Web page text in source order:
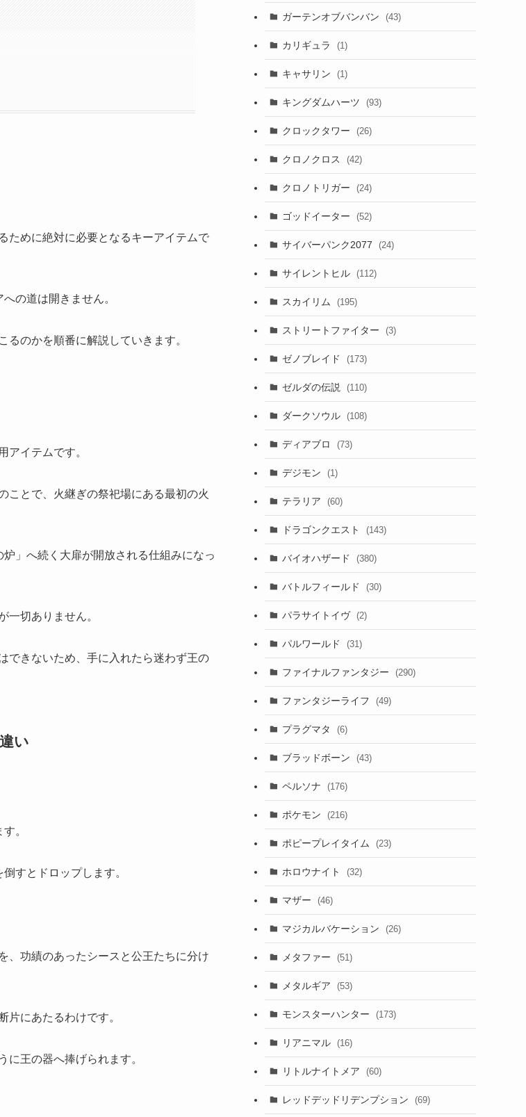
ために絶対に必要となるキーアイテムで
の道は開きません。
のかを順番に解説していきます。
アイテムです。
ことで、火継ぎの祭祀場にある最初の火
」へ続く大扉が開放される仕組みになっ
一切ありません。
できないため、手に入れたら迷わず王の
い
。
すとドロップします。
、功績のあったシースと公王たちに分け
片にあたるわけです。
王の器へ捧げられます。
ガーテンオブバンバン (43)
カリギュラ (1)
キャサリン (1)
キングダムハーツ (93)
クロックタワー (26)
クロノクロス (42)
クロノトリガー (24)
ゴッドイーター (52)
サイバーパンク2077 (24)
サイレントヒル (112)
スカイリム (195)
ストリートファイター (3)
ゼノブレイド (173)
ゼルダの伝説 (110)
ダークソウル (108)
ディアブロ (73)
デジモン (1)
テラリア (60)
ドラゴンクエスト (143)
バイオハザード (380)
バトルフィールド (30)
パラサイトイヴ (2)
パルワールド (31)
ファイナルファンタジー (290)
ファンタジーライフ (49)
プラグマタ (6)
ブラッドボーン (43)
ペルソナ (176)
ポケモン (216)
ポピープレイタイム (23)
ホロウナイト (32)
マザー (46)
マジカルバケーション (26)
メタファー (51)
メタルギア (53)
モンスターハンター (173)
リアニマル (16)
リトルナイトメア (60)
レッドデッドリデンプション (69)